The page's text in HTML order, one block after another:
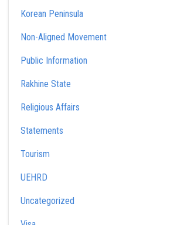
Korean Peninsula
Non-Aligned Movement
Public Information
Rakhine State
Religious Affairs
Statements
Tourism
UEHRD
Uncategorized